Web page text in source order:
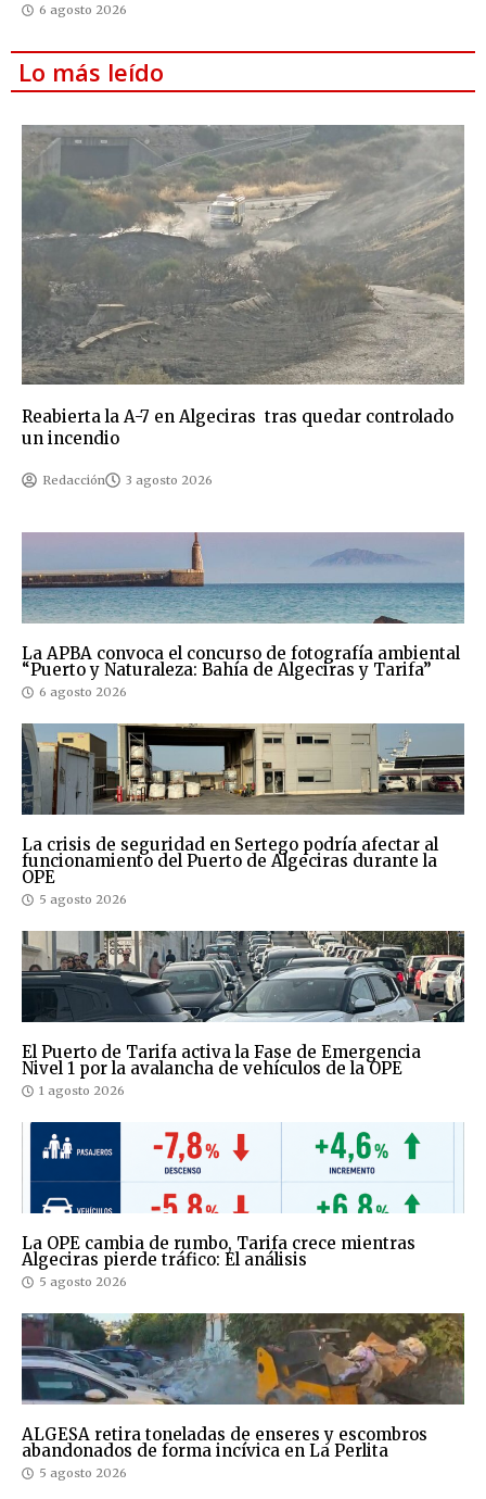
6 agosto 2026
Lo más leído
Reabierta la A-7 en Algeciras tras quedar controlado
un incendio
Redacción 3 agosto 2026
La APBA convoca el concurso de fotografía ambiental
“Puerto y Naturaleza: Bahía de Algeciras y Tarifa”
6 agosto 2026
La crisis de seguridad en Sertego podría afectar al
funcionamiento del Puerto de Algeciras durante la
OPE
5 agosto 2026
El Puerto de Tarifa activa la Fase de Emergencia
Nivel 1 por la avalancha de vehículos de la OPE
1 agosto 2026
La OPE cambia de rumbo, Tarifa crece mientras
Algeciras pierde tráfico: El análisis
5 agosto 2026
ALGESA retira toneladas de enseres y escombros
abandonados de forma incívica en La Perlita
5 agosto 2026